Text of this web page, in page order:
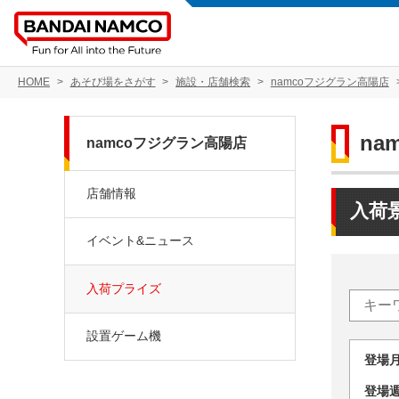
HOME あそび場をさがす 施設・店舗検索 namcoフジグラン高陽店
入荷
登
登
namcoフジグラン高陽店
店舗情報
イベント&ニュース
入荷プライズ
設置ゲーム機